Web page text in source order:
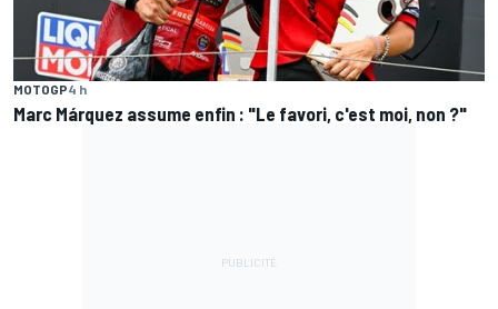
MOTOGP4 h
Marc Márquez assume enfin : "Le favori, c'est moi, non ?"